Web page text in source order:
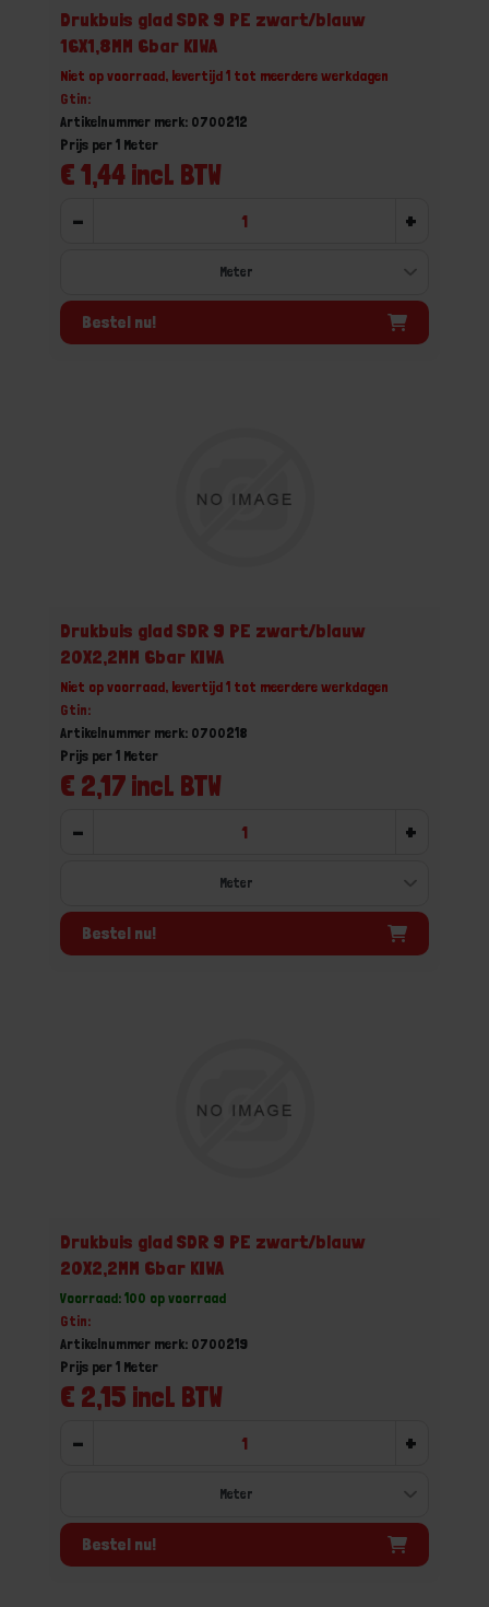
Drukbuis glad SDR 9 PE zwart/blauw
16X1,8MM 6bar KIWA
Niet op voorraad, levertijd 1 tot meerdere werkdagen
Gtin:
Artikelnummer merk: 0700212
€ 1,44 incl. BTW
Prijs per 1 Meter
- +
Bestel nu!
Drukbuis glad SDR 9 PE zwart/blauw
20X2,2MM 6bar KIWA
Niet op voorraad, levertijd 1 tot meerdere werkdagen
Gtin:
Artikelnummer merk: 0700218
€ 2,17 incl. BTW
Prijs per 1 Meter
- +
Bestel nu!
Drukbuis glad SDR 9 PE zwart/blauw
20X2,2MM 6bar KIWA
Voorraad: 100 op voorraad
Gtin:
Artikelnummer merk: 0700219
€ 2,15 incl. BTW
Prijs per 1 Meter
- +
Bestel nu!